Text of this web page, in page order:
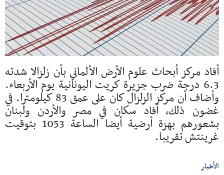
أفاد مركز أبحاث علوم الأرض الألماني بأن زلزالا شدته
6.3 درجة ضرب جزيرة كريت اليونانية يوم الأربعاء.
وأضاف أن مركز الزلزال كان على عمق 83 كيلومترا. في
غضون ذلك، أفاد سكان في مصر والأردن ولبنان
بشعورهم بهزة أرضية أيضا الساعة 1053 بتوقيت
غرينتش تقريبا.
الأخبار